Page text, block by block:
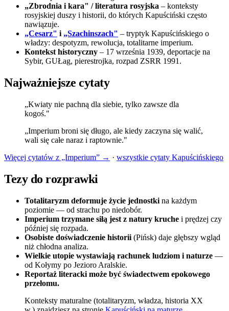
„Zbrodnia i kara" / literatura rosyjska – konteksty
rosyjskiej duszy i historii, do których Kapuściński często
nawiązuje.
„Cesarz" i „Szachinszach" – tryptyk Kapuścińskiego o
władzy: despotyzm, rewolucja, totalitarne imperium.
Kontekst historyczny – 17 września 1939, deportacje na
Sybir, GUŁag, pierestrojka, rozpad ZSRR 1991.
Najważniejsze cytaty
„Kwiaty nie pachną dla siebie, tylko zawsze dla
kogoś."
„Imperium broni się długo, ale kiedy zaczyna się walić,
wali się całe naraz i raptownie."
Więcej cytatów z „Imperium” → · wszystkie cytaty Kapuścińskiego
Tezy do rozprawki
Totalitaryzm deformuje życie jednostki na każdym
poziomie — od strachu po niedobór.
Imperium trzymane siłą jest z natury kruche i prędzej czy
później się rozpada.
Osobiste doświadczenie historii (Pińsk) daje głębszy wgląd
niż chłodna analiza.
Wielkie utopie wystawiają rachunek ludziom i naturze —
od Kołymy po Jezioro Aralskie.
Reportaż literacki może być świadectwem epokowego
przełomu.
Konteksty maturalne (totalitaryzm, władza, historia XX